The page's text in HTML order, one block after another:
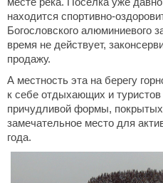
находится спортивно-
Богословского алюминиевого
время не действует,
продажу.
А местность эта на берегу
к себе отдыхающих и
причудливой формы,
замечательное место для
года.